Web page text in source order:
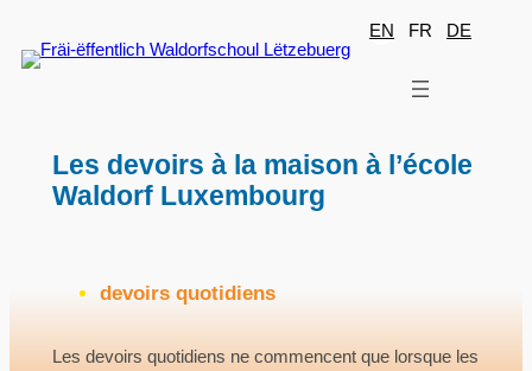
au
contenu
EN FR DE
Les devoirs à la maison à l’école
Waldorf Luxembourg
devoirs quotidiens
Les devoirs quotidiens ne commencent que lorsque les